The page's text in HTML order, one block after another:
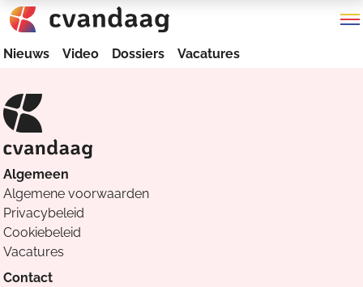
Nieuws Video Dossiers Vacatures
Algemeen
Algemene voorwaarden
Privacybeleid
Cookiebeleid
Vacatures
Contact